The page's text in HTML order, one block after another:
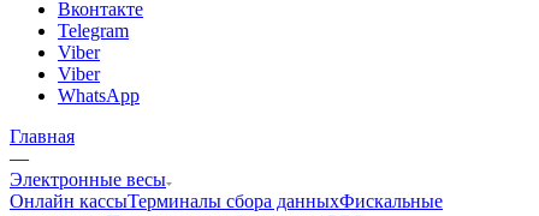
Вконтакте
Telegram
Viber
Viber
WhatsApp
Главная
—
Электронные весы
Онлайн кассыТерминалы сбора данныхФискальные